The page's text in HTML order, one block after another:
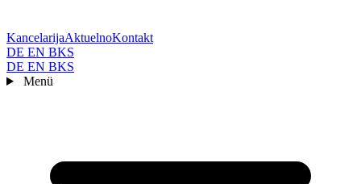
KancelarijaAktuelnoKontakt
DE EN BKS
DE EN BKS
Menü